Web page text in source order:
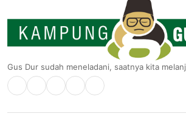
Gus Dur sudah meneladani, saatnya kita